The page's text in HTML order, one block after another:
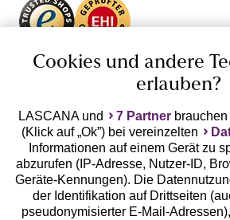
Unsere Apps
Gratis Versand ab50 €
Cookies und andere
erlauben?
LASCANA und 7 Partner
(Klick auf „Ok”) bei vereinzelten
Informationen auf einem Gerät zu
abzurufen (IP-Adresse, Nutzer-ID,
Geräte-Kennungen). Die
der Identifikation auf Drittseiten
pseudonymisierter E-Mail-